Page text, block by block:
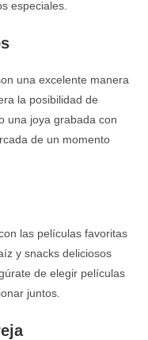
especiales.
una excelente manera
la posibilidad de
una joya grabada con
de un momento
las películas favoritas
y snacks deliciosos
de elegir películas
juntos.